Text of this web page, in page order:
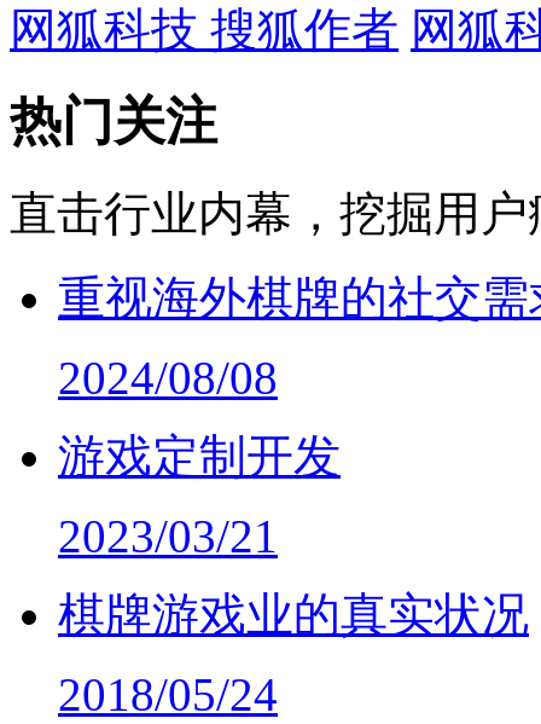
网狐科技 搜狐作者 网狐
热门关注
直击行业内幕，挖掘用
重视海外棋牌的社交需
2024/08/08
游戏定制开发
2023/03/21
棋牌游戏业的真实状况
2018/05/24